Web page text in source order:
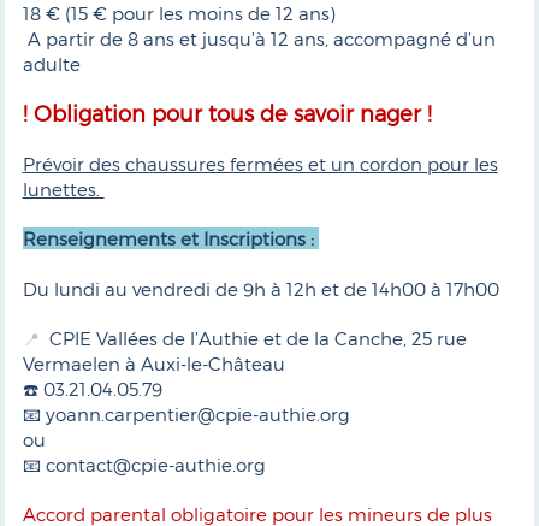
18 € (15 € pour les moins de 12 ans)
A partir de 8 ans et jusqu’à 12 ans, accompagné d’un
adulte
! Obligation pour tous de savoir nager !
Prévoir des chaussures fermées et un cordon pour les
lunettes.
Renseignements et Inscriptions :
Du lundi au vendredi de 9h à 12h et de 14h00 à 17h00
📍 CPIE Vallées de l’Authie et de la Canche, 25 rue
Vermaelen à Auxi-le-Château
☎️ 03.21.04.05.79
📧 yoann.carpentier@cpie-authie.org
ou
📧 contact@cpie-authie.org
Accord parental obligatoire pour les mineurs de plus